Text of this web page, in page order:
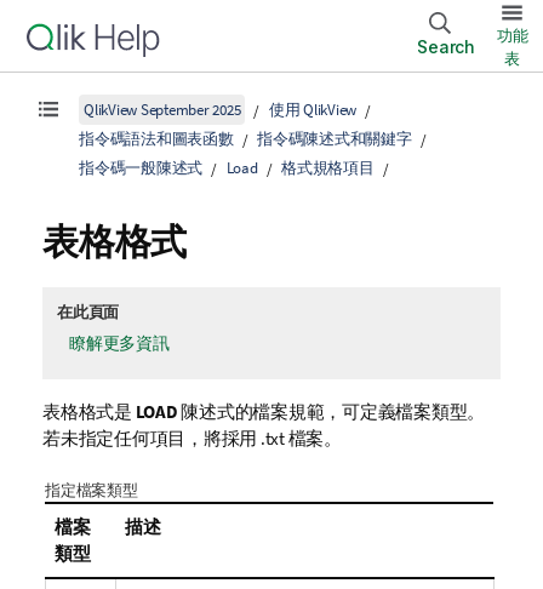
Search
功能
表
QlikView September 2025
使用 QlikView
指令碼語法和圖表函數
指令碼陳述式和關鍵字
指令碼一般陳述式
Load 格式規格項目
表格格式
在此頁面
瞭解更多資訊
表格格式是 LOAD陳述式的檔案規範，可定義檔案類型。
若未指定任何項目，將採用 .txt檔案。
指定檔案類型
檔案
類型
描述